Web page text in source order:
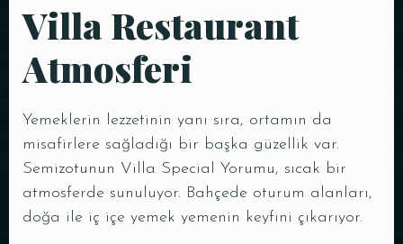
Villa Restaurant
Atmosferi
Yemeklerin lezzetinin yanı sıra, ortamın da
misafirlere sağladığı bir başka güzellik var.
Semizotunun Villa Special Yorumu, sıcak bir
atmosferde sunuluyor. Bahçede oturum alanları,
doğa ile iç içe yemek yemenin keyfini çıkarıyor.